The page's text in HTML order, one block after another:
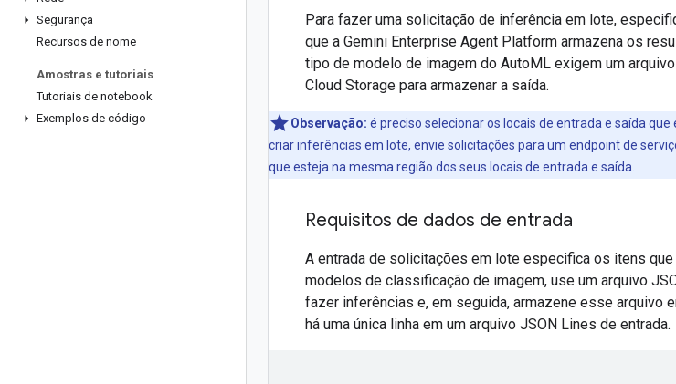
Segurança
Recursos de nome
Amostras e tutoriais
Tutoriais de notebook
Exemplos de código
Para fazer uma solicitação de inferência em lote,
que a Gemini Enterprise Agent Platform armazena os
tipo de modelo de imagem do AutoML exigem um
Cloud Storage para armazenar a saída.
Observação: é preciso selecionar os locais de entrada e saída
criar inferências em lote, envie solicitações para um endpoint de
que esteja na mesma região dos seus locais de entrada e saída.
Requisitos de dados de entrada
A entrada de solicitações em lote especifica os itens
modelos de classificação de imagem, use um arquivo
fazer inferências e, em seguida, armazene esse arquivo
há uma única linha em um arquivo JSON Lines de entrada.